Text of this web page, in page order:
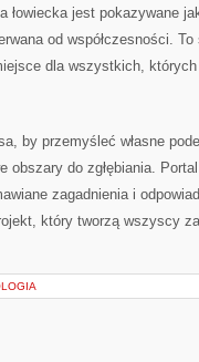
łowiecka jest pokazywane
od współczesności.
dla wszystkich,
by przemyśleć własne
obszary do zgłębiania.
zagadnienia i
który tworzą wszyscy